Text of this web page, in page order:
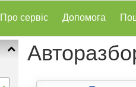
Про сервіс Допомога